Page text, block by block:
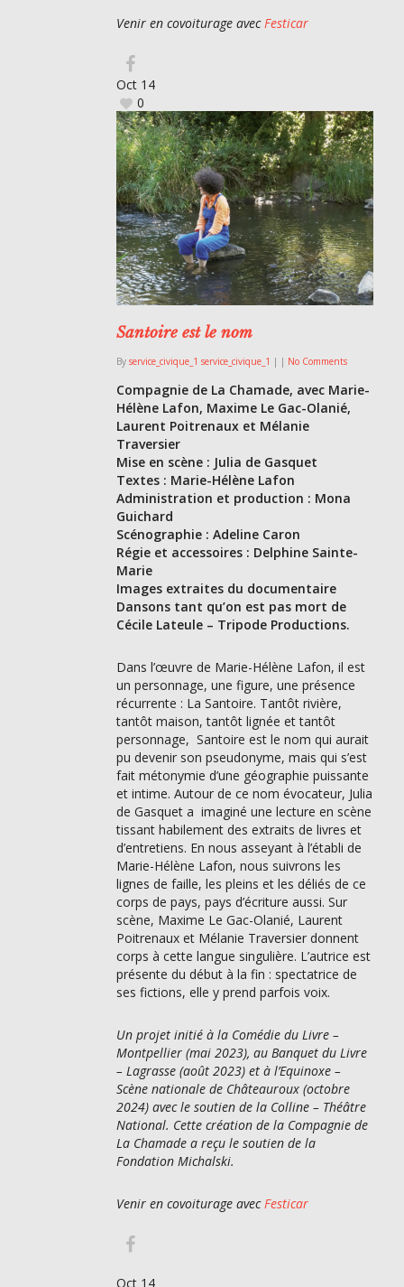
Venir en covoiturage avecFesticar
Oct 14
0
Santoire est le nom
By service_civique_1 service_civique_1 | | No Comments
Compagnie de La Chamade, avec Marie-
Hélène Lafon, Maxime Le Gac-Olanié,
Laurent Poitrenaux et Mélanie
Traversier
Mise en scène : Julia de Gasquet
Textes : Marie-Hélène Lafon
Administration et production : Mona
Guichard
Scénographie : Adeline Caron
Régie et accessoires : Delphine Sainte-
Marie
Images extraites du documentaire
Dansons tant qu’on est pas mort de
Cécile Lateule – Tripode Productions.
Dans l’œuvre de Marie-Hélène Lafon, il est
un personnage, une figure, une présence
récurrente : La Santoire. Tantôt rivière,
tantôt maison, tantôt lignée et tantôt
personnage, Santoire est le nom qui aurait
pu devenir son pseudonyme, mais qui s’est
fait métonymie d’une géographie puissante
et intime. Autour de ce nom évocateur, Julia
de Gasquet a imaginé une lecture en scène
tissant habilement des extraits de livres et
d’entretiens. En nous asseyant à l’établi de
Marie-Hélène Lafon, nous suivrons les
lignes de faille, les pleins et les déliés de ce
corps de pays, pays d’écriture aussi. Sur
scène, Maxime Le Gac-Olanié, Laurent
Poitrenaux et Mélanie Traversier donnent
corps à cette langue singulière. L’autrice est
présente du début à la fin : spectatrice de
ses fictions, elle y prend parfois voix.
Un projet initié à la Comédie du Livre –
Montpellier (mai 2023), au Banquet du Livre
– Lagrasse (août 2023) et à l’Equinoxe –
Scène nationale de Châteauroux (octobre
2024) avec le soutien de la Colline – Théâtre
National. Cette création de la Compagnie de
La Chamade a reçu le soutien de la
Fondation Michalski.
Venir en covoiturage avec Festicar
Oct 14